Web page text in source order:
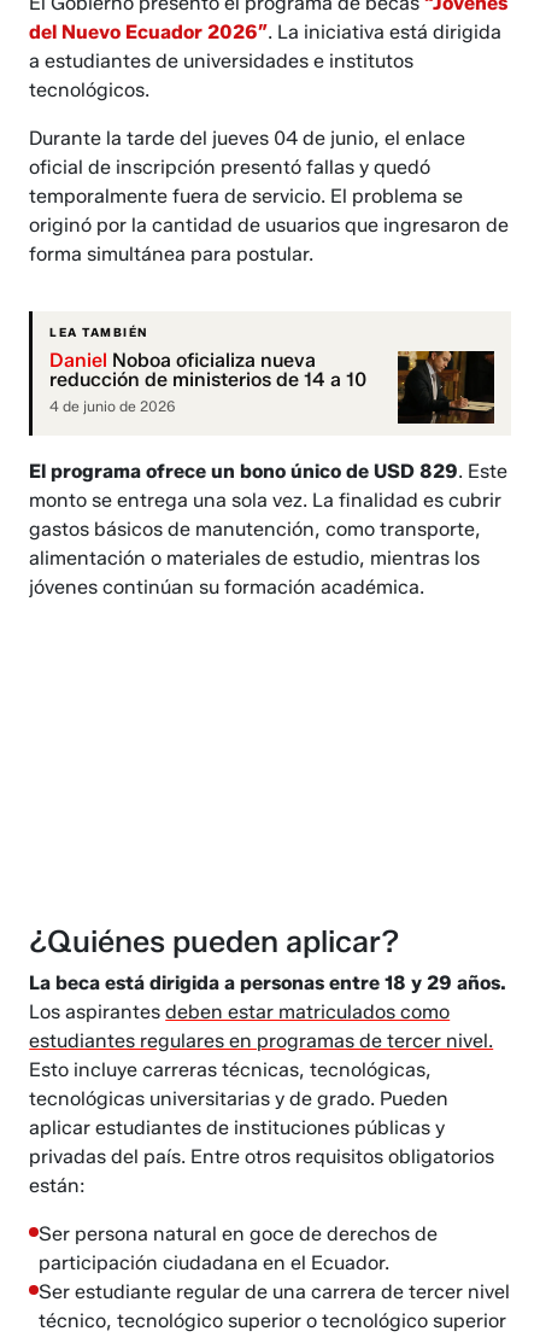
del Nuevo Ecuador 2026”. La iniciativa está dirigida
a estudiantes de universidades e institutos
tecnológicos.
Durante la tarde del jueves 04 de junio, el enlace
oficial de inscripción presentó fallas y quedó
temporalmente fuera de servicio. El problema se
originó por la cantidad de usuarios que ingresaron de
forma simultánea para postular.
LEA TAMBIÉN
Daniel Noboa oficializa nueva
reducción de ministerios de 14 a 10
4 de junio de 2026
El programa ofrece un bono único de USD 829. Este
monto se entrega una sola vez. La finalidad es cubrir
gastos básicos de manutención, como transporte,
alimentación o materiales de estudio, mientras los
jóvenes continúan su formación académica.
¿Quiénes pueden aplicar?
La beca está dirigida a personas entre 18 y 29 años.
Los aspirantesdeben estar matriculados como
estudiantes regulares en programas de tercer nivel.
Esto incluye carreras técnicas, tecnológicas,
tecnológicas universitarias y de grado. Pueden
aplicar estudiantes de instituciones públicas y
privadas del país. Entre otros requisitos obligatorios
están:
Ser persona natural en goce de derechos de
participación ciudadana en el Ecuador.
Ser estudiante regular de una carrera de tercer nivel
técnico, tecnológico superior o tecnológico superior